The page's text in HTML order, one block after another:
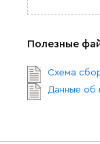
Полезные
Схема
Данные об